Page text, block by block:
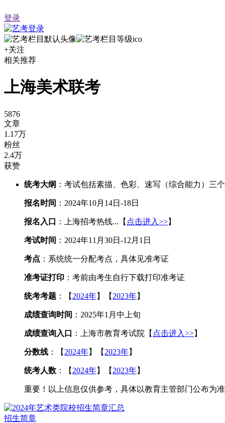
登录
+关注
相关推荐
上海美术联考
5876
文章
1.17万
粉丝
2.4万
获赞
统考大纲 ：考试包括素描、色彩、速写（综合能力）三
报名时间 ：2024年10月14日-18日
报名入口 ：上海招考热线...【 点击进入>>】
考试时间 ：2024年11月30日-12月1日
考点 ：系统统一分配考点，具体见准考证
准考证打印 ：考前由考生自行下载打印准考证
统考考题 ：【 2024年】【 2023年】
成绩查询时间 ：2025年1月中上旬
成绩查询入口 ：上海市教育考试院【 点击进入>>】
分数线 ：【 2024年】【 2023年】
统考人数 ：【 2024年】【 2023年】
重要！以上信息仅供参考，具体以教育主管部门公布为
招生简章